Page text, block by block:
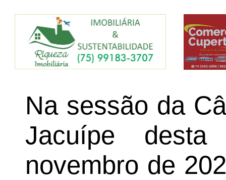
Na sessão da
Jacuípe
novembro de